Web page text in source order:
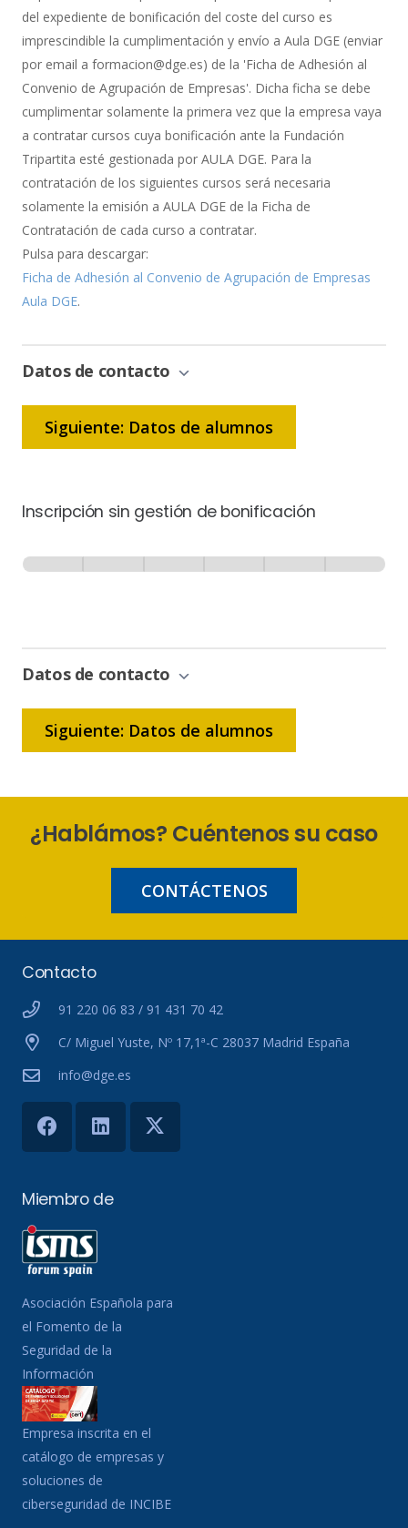
del expediente de bonificación del coste del curso es
imprescindible la cumplimentación y envío a Aula DGE (enviar
por email a formacion@dge.es) de la 'Ficha de Adhesión al
Convenio de Agrupación de Empresas'. Dicha ficha se debe
cumplimentar solamente la primera vez que la empresa vaya
a contratar cursos cuya bonificación ante la Fundación
Tripartita esté gestionada por AULA DGE. Para la
contratación de los siguientes cursos será necesaria
solamente la emisión a AULA DGE de la Ficha de
Contratación de cada curso a contratar.
Pulsa para descargar:
Ficha de Adhesión al Convenio de Agrupación de Empresas
Aula DGE.
Datos de contacto
Siguiente: Datos de alumnos
Inscripción sin gestión de bonificación
-
Bonificación
Datos de contacto
Siguiente: Datos de alumnos
¿Hablámos? Cuéntenos su caso
CONTÁCTENOS
Contacto
91 220 06 83 / 91 431 70 42
C/ Miguel Yuste, Nº 17,1ª-C 28037 Madrid España
info@dge.es
Miembro de
Asociación Española para
el Fomento de la
Seguridad de la
Información
Empresa inscrita en el
catálogo de empresas y
soluciones de
ciberseguridad de INCIBE